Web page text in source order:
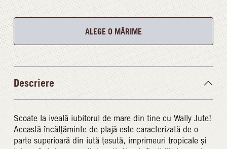
ALEGE O MĂRIME
Descriere
Scoate la iveală iubitorul de mare din tine cu Wally Jute!
Această încălțăminte de plajă este caracterizată de o
parte superioară din iută țesută, imprimeuri tropicale și